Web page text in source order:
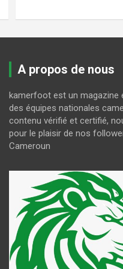
A propos de nous
kamerfoot est un magazine
des équipes nationales
contenu vérifié et certifié,
pour le plaisir de nos
Cameroun